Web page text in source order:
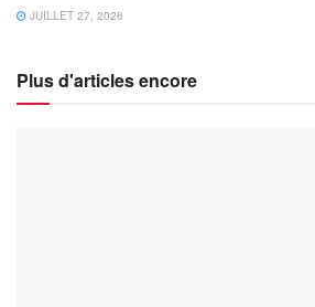
JUILLET 27, 2026
Plus d'articles encore